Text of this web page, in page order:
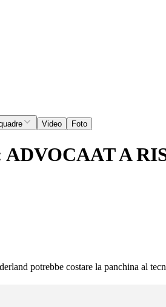
Video Foto
A
potrebbe costare la panchina al